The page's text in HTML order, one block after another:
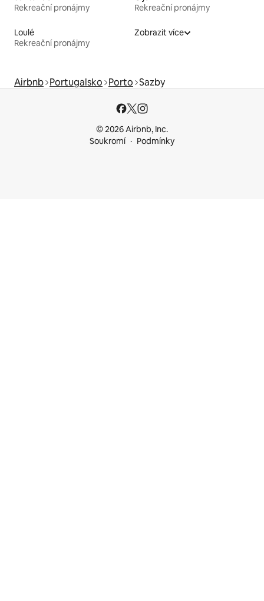
Rekreační pronájmy
Rekreační pronájmy
Loulé
Rekreační pronájmy
Zobrazit více
Airbnb Portugalsko Porto Sazby
© 2026 Airbnb, Inc.
Soukromí
Podmínky